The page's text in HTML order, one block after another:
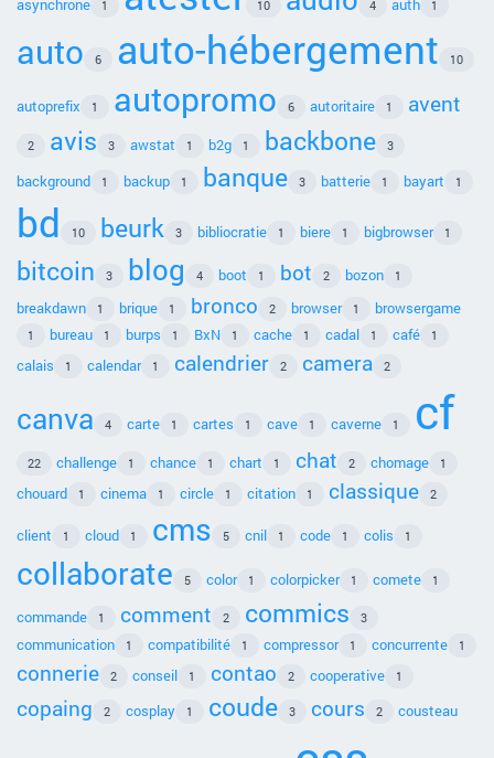
asynchrone 1 10 4 auth 1
auto 6 auto-hébergement 10
autoprefix 1 autopromo 6 autoritaire 1 avent
2 avis 3 awstat 1 b2g 1 backbone 3
background 1 backup 1 banque 3 batterie 1 bayart 1
bd 10 beurk 3 bibliocratie 1 biere 1 bigbrowser 1
bitcoin 3 blog 4 boot 1 bot 2 bozon 1
breakdawn 1 brique 1 bronco 2 browser 1 browsergame
1 bureau 1 burps 1 BxN 1 cache 1 cadal 1 café 1
calais 1 calendar 1 calendrier 2 camera 2
canva 4 carte 1 cartes 1 cave 1 caverne 1 cf
22 challenge 1 chance 1 chart 1 chat 2 chomage 1
chouard 1 cinema 1 circle 1 citation 1 classique 2
client 1 cloud 1 cms 5 cnil 1 code 1 colis 1
collaborate 5 color 1 colorpicker 1 comete 1
commande 1 comment 2 commics 3
communication 1 compatibilité 1 compressor 1 concurrente 1
connerie 2 conseil 1 contao 2 cooperative 1
copaing 2 cosplay 1 coude 3 cours 2 cousteau